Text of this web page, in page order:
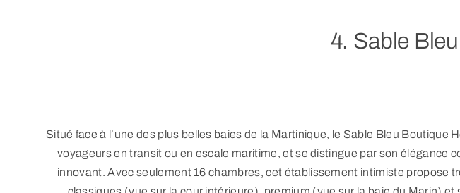
4. Sable
Situé face à l’une des plus belles baies de la Martinique, le Sable Bleu Boutique
voyageurs en transit ou en escale maritime, et se distingue par son élégance
innovant. Avec seulement 16 chambres, cet établissement intimiste propose